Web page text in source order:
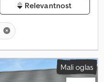
Relevantnost
Mali oglas